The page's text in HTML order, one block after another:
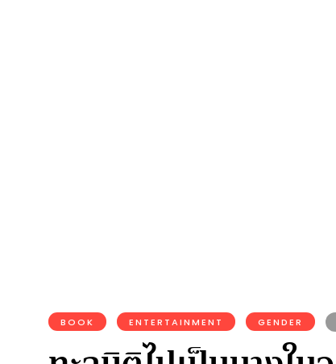
BOOK ENTERTAINMENT GENDER